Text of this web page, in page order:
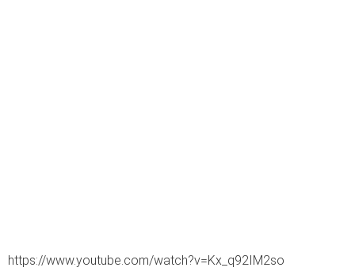
https://www.youtube.com/watch?v=Kx_q92IM2so